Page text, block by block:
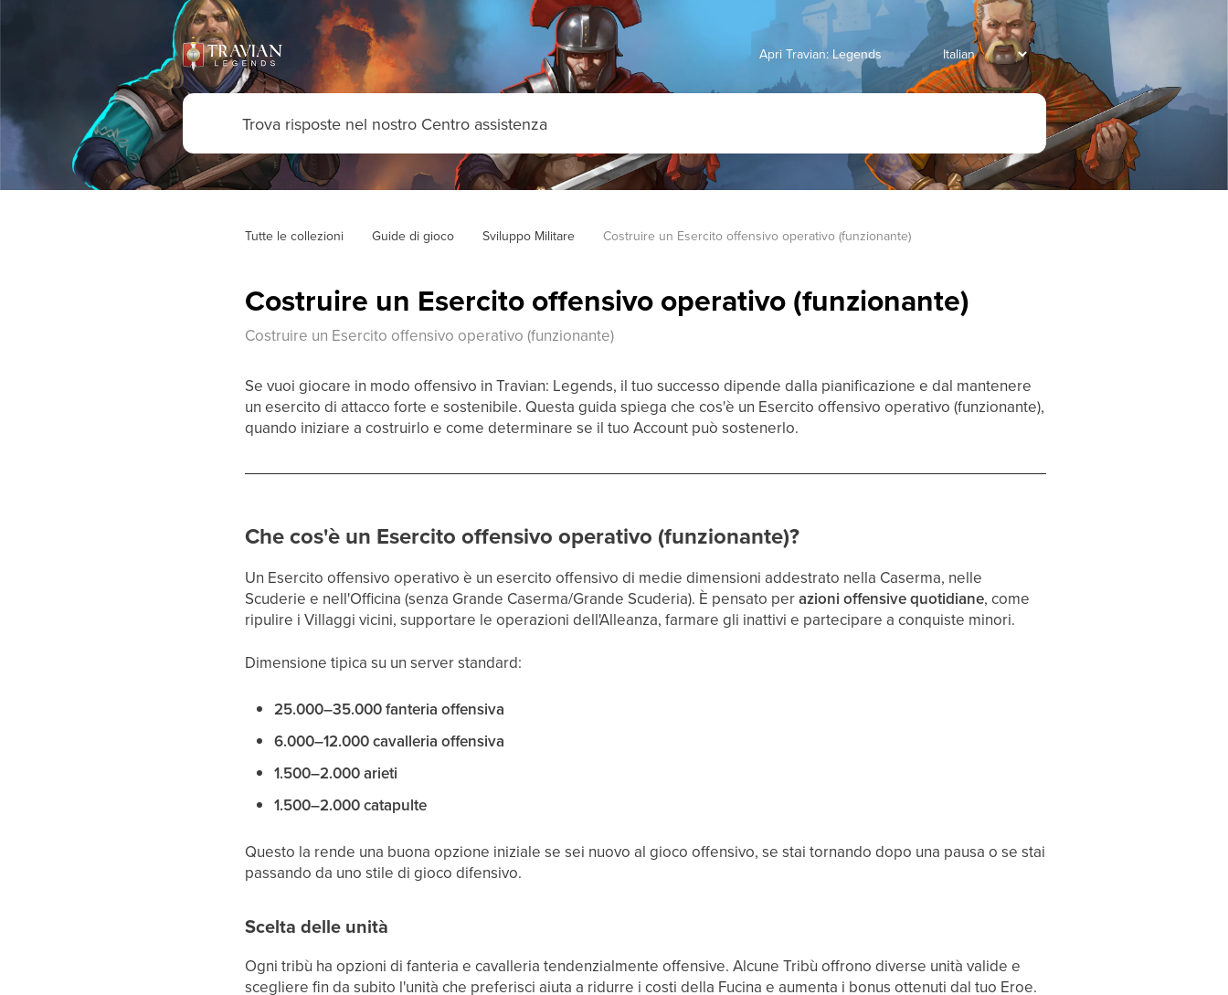
Apri Travian: Legends
Tutte le collezioni Guide di gioco Sviluppo Militare Costruire un Esercito offensivo operativo (funzionante)
Costruire un Esercito offensivo operativo (funzionante)
Costruire un Esercito offensivo operativo (funzionante)
Se vuoi giocare in modo offensivo in Travian: Legends, il tuo successo dipende dalla pianificazione e dal mantenere
un esercito di attacco forte e sostenibile. Questa guida spiega che cos'è un Esercito offensivo operativo (funzionante),
quando iniziare a costruirlo e come determinare se il tuo Account può sostenerlo.
Che cos'è un Esercito offensivo operativo (funzionante)?
Un Esercito offensivo operativo è un esercito offensivo di medie dimensioni addestrato nella Caserma, nelle
Scuderie e nell'Officina (senza Grande Caserma/Grande Scuderia). È pensato perazioni offensive quotidiane, come
ripulire i Villaggi vicini, supportare le operazioni dell'Alleanza, farmare gli inattivi e partecipare a conquiste minori.
Dimensione tipica su un server standard:
25.000–35.000 fanteria offensiva
6.000–12.000 cavalleria offensiva
1.500–2.000 arieti
1.500–2.000 catapulte
Questo la rende una buona opzione iniziale se sei nuovo al gioco offensivo, se stai tornando dopo una pausa o se stai
passando da uno stile di gioco difensivo.
Scelta delle unità
Ogni tribù ha opzioni di fanteria e cavalleria tendenzialmente offensive. Alcune Tribù offrono diverse unità valide e
scegliere fin da subito l'unità che preferisci aiuta a ridurre i costi della Fucina e aumenta i bonus ottenuti dal tuo Eroe.